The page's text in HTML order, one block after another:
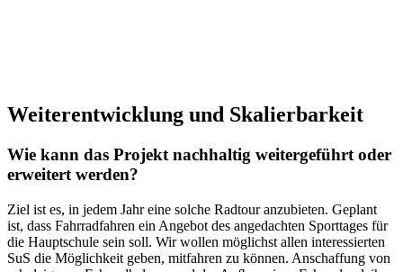
Wei­ter­ent­wick­lung und Ska­lier­bar­keit
Wie kann das Pro­jekt nach­hal­tig wei­ter­ge­führt oder
er­wei­tert wer­den?
Ziel ist es, in je­dem Jahr eine sol­che Rad­tour an­zu­bie­ten. Ge­plant
ist, dass Fahr­rad­fah­ren ein An­ge­bot des an­ge­dach­ten Sport­ta­ges für
die Haupt­schu­le sein soll. Wir wol­len mög­lichst al­len in­ter­es­sier­ten
SuS die Mög­lich­keit ge­ben, mit­fah­ren zu kön­nen. An­schaf­fung von